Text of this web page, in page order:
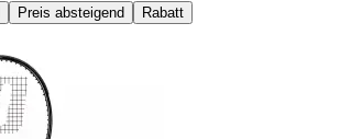
Preis absteigend Rabatt